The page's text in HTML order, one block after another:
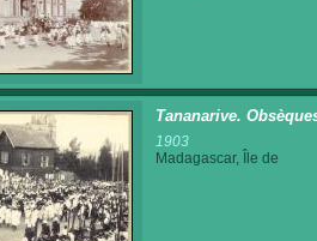
Tananarive.
1903
Madagascar, Île de